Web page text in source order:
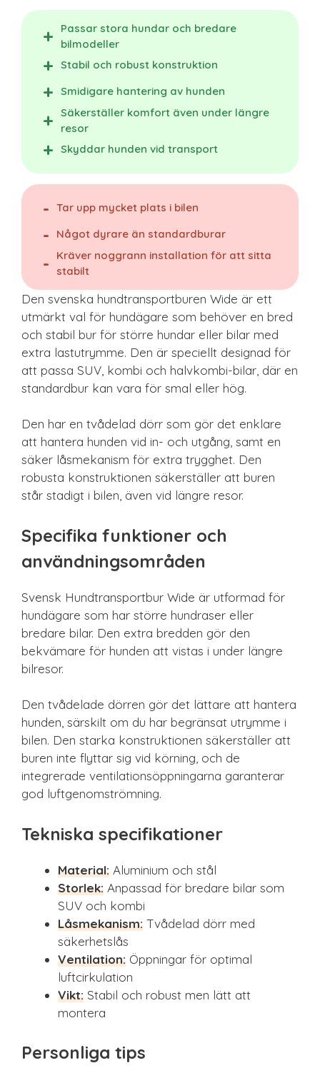
Passar stora hundar och bredare
bilmodeller
Stabil och robust konstruktion
Smidigare hantering av hunden
Säkerställer komfort även under längre
resor
Skyddar hunden vid transport
Tar upp mycket plats i bilen
Något dyrare än standardburar
Kräver noggrann installation för att sitta
stabilt
Den svenska hundtransportburen Wide är ett
utmärkt val för hundägare som behöver en bred
och stabil bur för större hundar eller bilar med
extra lastutrymme. Den är speciellt designad för
att passa SUV, kombi och halvkombi-bilar, där en
standardbur kan vara för smal eller hög.
Den har en tvådelad dörr som gör det enklare
att hantera hunden vid in- och utgång, samt en
säker låsmekanism för extra trygghet. Den
robusta konstruktionen säkerställer att buren
står stadigt i bilen, även vid längre resor.
Specifika funktioner och
användningsområden
Svensk Hundtransportbur Wide är utformad för
hundägare som har större hundraser eller
bredare bilar. Den extra bredden gör den
bekvämare för hunden att vistas i under längre
bilresor.
Den tvådelade dörren gör det lättare att hantera
hunden, särskilt om du har begränsat utrymme i
bilen. Den starka konstruktionen säkerställer att
buren inte flyttar sig vid körning, och de
integrerade ventilationsöppningarna garanterar
god luftgenomströmning.
Tekniska specifikationer
Material: Aluminium och stål
Storlek: Anpassad för bredare bilar som
SUV och kombi
Låsmekanism: Tvådelad dörr med
säkerhetslås
Ventilation: Öppningar för optimal
luftcirkulation
Vikt: Stabil och robust men lätt att
montera
Personliga tips